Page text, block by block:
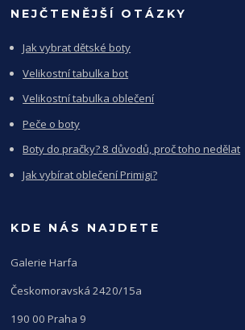
NEJČTENĚJŠÍ OTÁZKY
Jak vybrat dětské boty
Velikostní tabulka bot
Velikostní tabulka oblečení
Peče o boty
Boty do pračky? 8 důvodů, proč toho nedělat
Jak vybírat oblečení Primigi?
KDE NÁS NAJDETE
Galerie Harfa
Českomoravská 2420/15a
190 00 Praha 9